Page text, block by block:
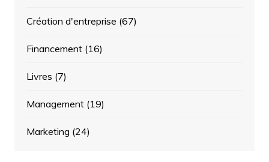
Création d'entreprise (67)
Financement(16)
Livres (7)
Management(19)
Marketing (24)